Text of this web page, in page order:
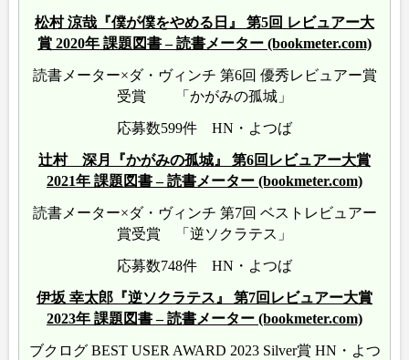
松村 涼哉『僕が僕をやめる日』 第5回 レビュアー大
賞 2020年 課題図書 – 読書メーター (bookmeter.com)
読書メーター×ダ・ヴィンチ 第6回 優秀レビュアー賞
受賞 「かがみの孤城」
応募数599件 HN・よつば
辻村 深月『かがみの孤城』 第6回レビュアー大賞
2021年 課題図書 – 読書メーター (bookmeter.com)
読書メーター×ダ・ヴィンチ 第7回 ベストレビュアー
賞受賞 「逆ソクラテス」
応募数748件 HN・よつば
伊坂 幸太郎『逆ソクラテス』 第7回レビュアー大賞
2023年 課題図書 – 読書メーター (bookmeter.com)
ブクログ BEST USER AWARD 2023 Silver賞 HN・よつ